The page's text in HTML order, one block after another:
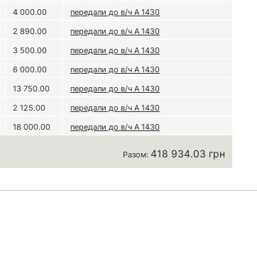
4 000.00
передали до в/ч А 1430
2 890.00
передали до в/ч А 1430
3 500.00
передали до в/ч А 1430
6 000.00
передали до в/ч А 1430
13 750.00
передали до в/ч А 1430
2 125.00
передали до в/ч А 1430
18 000.00 передали до в/ч А 1430
Разом: 418 934.03 грн